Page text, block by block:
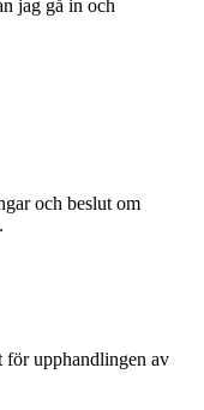
jag gå in och
och beslut om
för upphandlingen av